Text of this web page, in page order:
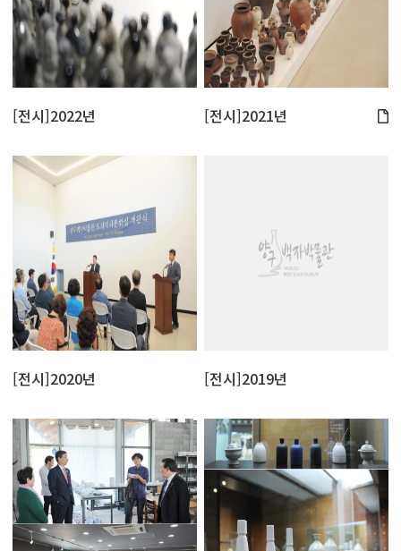
[전시]2022년 [전시]2021년
[전시]2020년 [전시]2019년